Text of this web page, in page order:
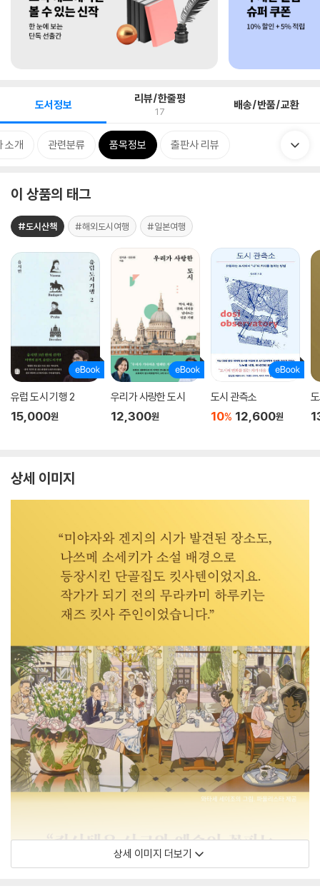
도서정보 리뷰/한줄평
17 배송/반품/교환
소개 관련분류 품목정보 출판사 리뷰
이 상품의 태그
#도시산책 #해외도시여행 #일본여행
유럽 도시 기행 2
15,000원
우리가 사랑한 도시
12,300원
도시 관측소
10% 12,600원
상세 이미지
상세 이미지 더보기